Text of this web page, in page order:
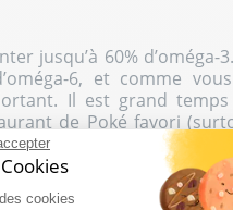
cookies
jusqu’à 60% d’oméga-
6, et comme
. Il est grand
de Poké favori